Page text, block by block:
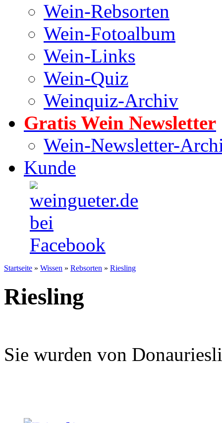
Wein-Rebsorten
Wein-Fotoalbum
Wein-Links
Wein-Quiz
Weinquiz-Archiv
Gratis Wein Newsletter
Wein-Newsletter-
Kunde
Startseite » Wissen » Rebsorten » Riesling
Riesling
Sie wurden von